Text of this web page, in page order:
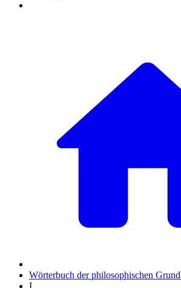
Wörterbuch der philosophischen
I